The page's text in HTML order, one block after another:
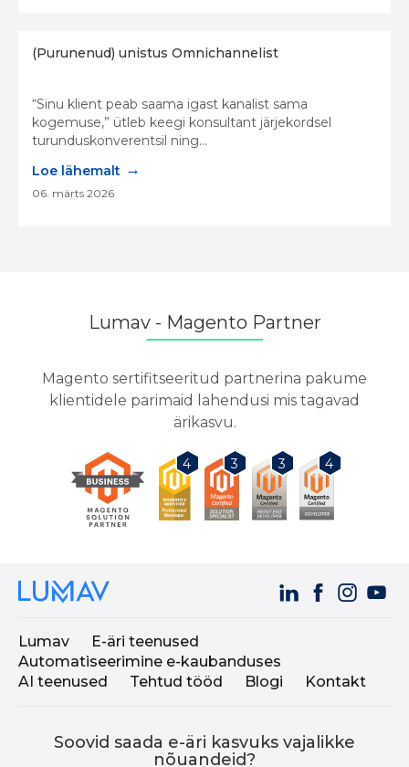
(Purunenud) unistus Omnichannelist
“Sinu klient peab saama igast kanalist sama
kogemuse,” ütleb keegi konsultant järjekordsel
turunduskonverentsil ning...
Loe lähemalt →
06. märts 2026
Lumav - Magento Partner
Magento sertifitseeritud partnerina pakume
klientidele parimaid lahendusi mis tagavad
ärikasvu.
4 3 3 4
Lumav
E-äri teenused
Automatiseerimine e-kaubanduses
AI teenused
Tehtud tööd Blogi Kontakt
Soovid saada e-äri kasvuks vajalikke
nõuandeid?